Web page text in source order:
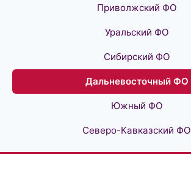
Приволжский ФО
Уральский ФО
Сибирский ФО
Дальневосточный ФО
Южный ФО
Северо-Кавказский ФО